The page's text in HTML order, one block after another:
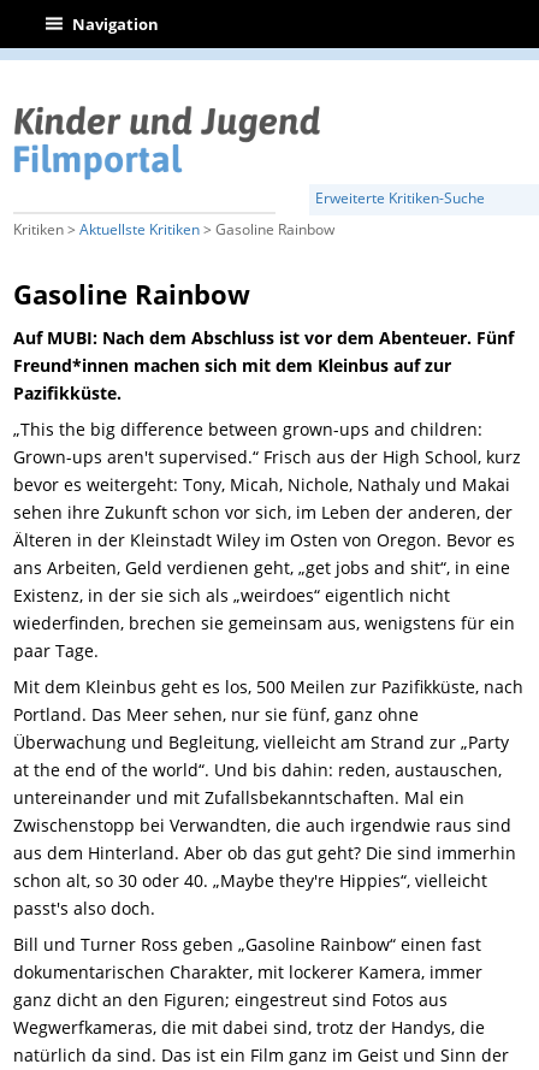
| Navigation
Erweiterte Kritiken-Suche
Kritiken >Aktuellste Kritiken> Gasoline Rainbow
Gasoline Rainbow
Auf MUBI: Nach dem Abschluss ist vor dem Abenteuer. Fünf
Freund*innen machen sich mit dem Kleinbus auf zur
Pazifikküste.
„This the big difference between grown-ups and children:
Grown-ups aren't supervised.“ Frisch aus der High School, kurz
bevor es weitergeht: Tony, Micah, Nichole, Nathaly und Makai
sehen ihre Zukunft schon vor sich, im Leben der anderen, der
Älteren in der Kleinstadt Wiley im Osten von Oregon. Bevor es
ans Arbeiten, Geld verdienen geht, „get jobs and shit“, in eine
Existenz, in der sie sich als „weirdoes“ eigentlich nicht
wiederfinden, brechen sie gemeinsam aus, wenigstens für ein
paar Tage.
Mit dem Kleinbus geht es los, 500 Meilen zur Pazifikküste, nach
Portland. Das Meer sehen, nur sie fünf, ganz ohne
Überwachung und Begleitung, vielleicht am Strand zur „Party
at the end of the world“. Und bis dahin: reden, austauschen,
untereinander und mit Zufallsbekanntschaften. Mal ein
Zwischenstopp bei Verwandten, die auch irgendwie raus sind
aus dem Hinterland. Aber ob das gut geht? Die sind immerhin
schon alt, so 30 oder 40. „Maybe they're Hippies“, vielleicht
passt's also doch.
Bill und Turner Ross geben „Gasoline Rainbow“ einen fast
dokumentarischen Charakter, mit lockerer Kamera, immer
ganz dicht an den Figuren; eingestreut sind Fotos aus
Wegwerfkameras, die mit dabei sind, trotz der Handys, die
natürlich da sind. Das ist ein Film ganz im Geist und Sinn der